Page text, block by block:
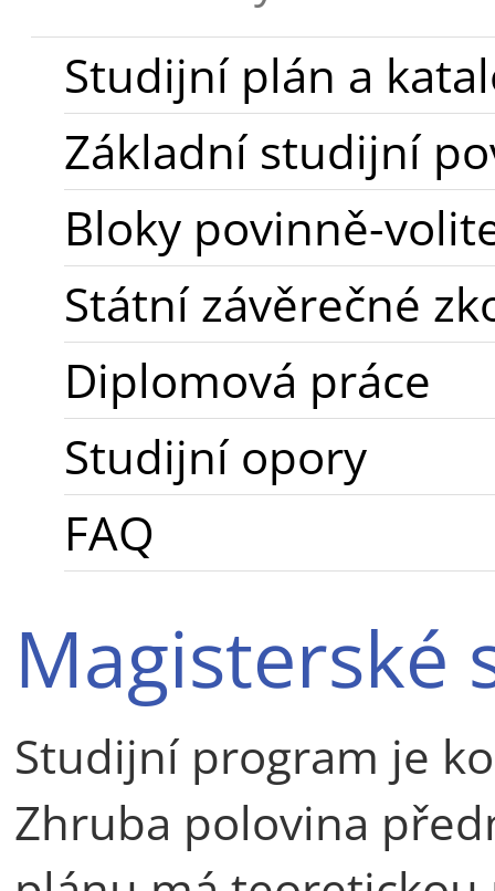
Studijní plán a
Základní studijní
Bloky povinně-
Státní závěrečné
Diplomová práce
Studijní opory
FAQ
Magisterské
Studijní program je
Zhruba polovina